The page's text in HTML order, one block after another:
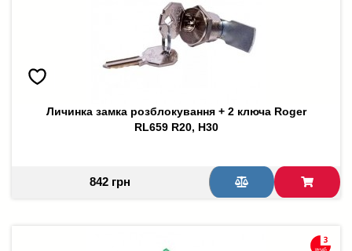
Личинка замка розблокування + 2 ключа Roger
RL659 R20, H30
842 грн